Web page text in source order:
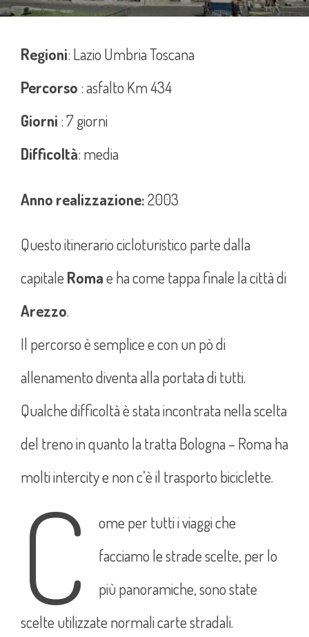
Regioni: Lazio Umbria Toscana
Percorso : asfalto Km 434
Giorni : 7 giorni
Difficoltà: media
Anno realizzazione:2003
Questo itinerario cicloturistico parte dalla
capitale Romae ha come tappa finale la città di
Arezzo.
Il percorso è semplice e con un pò di
allenamento diventa alla portata di tutti.
Qualche difficoltà è stata incontrata nella scelta
del treno in quanto la tratta Bologna – Roma ha
molti intercity e non c’è il trasporto biciclette.
C
ome per tutti i viaggi che
facciamo le strade scelte, per lo
più panoramiche, sono state
scelte utilizzate normali carte stradali.